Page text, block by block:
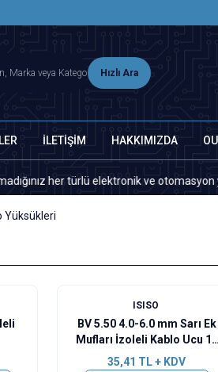
Hızlı Ara
İLETİŞİM HAKKIMIZDA
her türlü elektronik ve otomasyon yedek
Yüksükleri
ISISO
BV 5.50 4.0-6.0 mm Sarı Ek
Mufları İzoleli Kablo Ucu 10
Adet
35,41 TL + KDV